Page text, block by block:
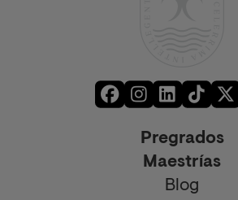
Pregrados
Maestrías
Blog